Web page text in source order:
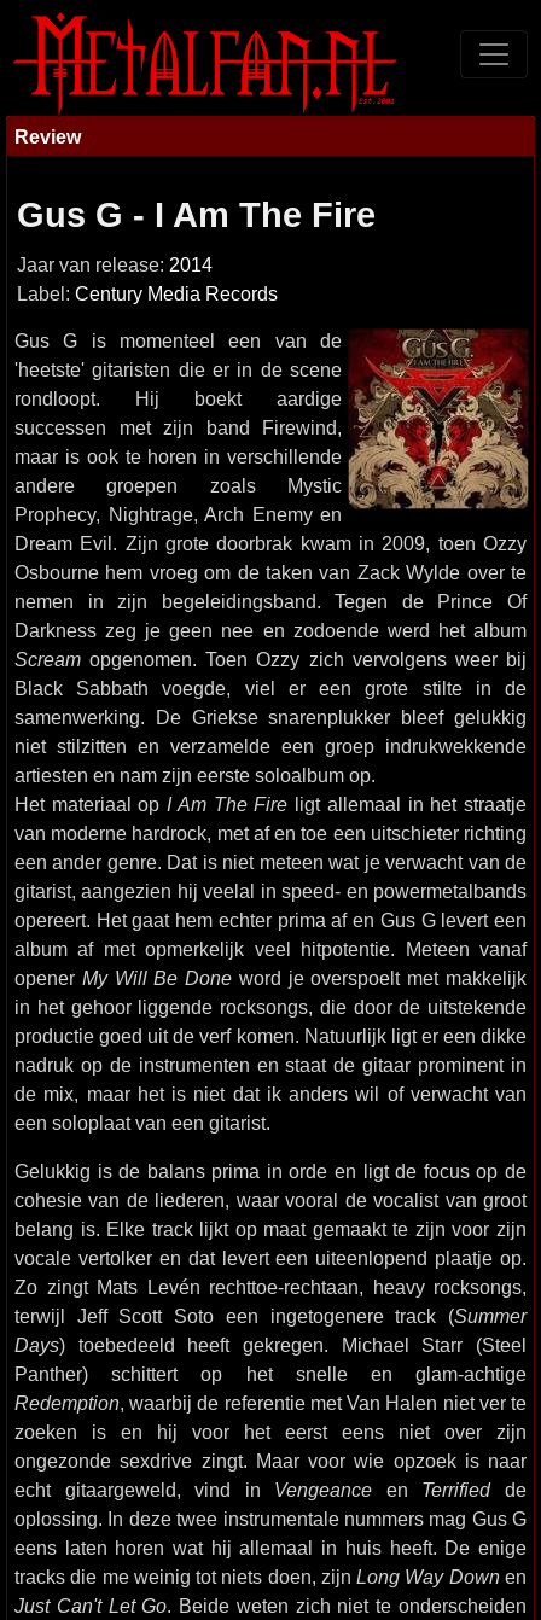
Review
Gus G - I Am The Fire
Jaar van release: 2014
Label: Century Media Records
Gus G is momenteel een van de
'heetste' gitaristen die er in de scene
rondloopt. Hij boekt aardige
successen met zijn band Firewind,
maar is ook te horen in verschillende
andere groepen zoals Mystic
Prophecy, Nightrage, Arch Enemy en
Dream Evil. Zijn grote doorbrak kwam in 2009, toen Ozzy
Osbourne hem vroeg om de taken van Zack Wylde over te
nemen in zijn begeleidingsband. Tegen de Prince Of
Darkness zeg je geen nee en zodoende werd het album
Scream opgenomen. Toen Ozzy zich vervolgens weer bij
Black Sabbath voegde, viel er een grote stilte in de
samenwerking. De Griekse snarenplukker bleef gelukkig
niet stilzitten en verzamelde een groep indrukwekkende
artiesten en nam zijn eerste soloalbum op.
Het materiaal op I Am The Fire ligt allemaal in het straatje
van moderne hardrock, met af en toe een uitschieter richting
een ander genre. Dat is niet meteen wat je verwacht van de
gitarist, aangezien hij veelal in speed- en powermetalbands
opereert. Het gaat hem echter prima af en Gus G levert een
album af met opmerkelijk veel hitpotentie. Meteen vanaf
opener My Will Be Done word je overspoelt met makkelijk
in het gehoor liggende rocksongs, die door de uitstekende
productie goed uit de verf komen. Natuurlijk ligt er een dikke
nadruk op de instrumenten en staat de gitaar prominent in
de mix, maar het is niet dat ik anders wil of verwacht van
een soloplaat van een gitarist.
Gelukkig is de balans prima in orde en ligt de focus op de
cohesie van de liederen, waar vooral de vocalist van groot
belang is. Elke track lijkt op maat gemaakt te zijn voor zijn
vocale vertolker en dat levert een uiteenlopend plaatje op.
Zo zingt Mats Levén rechttoe-rechtaan, heavy rocksongs,
terwijl Jeff Scott Soto een ingetogenere track (Summer
Days) toebedeeld heeft gekregen. Michael Starr (Steel
Panther) schittert op het snelle en glam-achtige
Redemption, waarbij de referentie met Van Halen niet ver te
zoeken is en hij voor het eerst eens niet over zijn
ongezonde sexdrive zingt. Maar voor wie opzoek is naar
echt gitaargeweld, vind in Vengeance en Terrifiedde
oplossing. In deze twee instrumentale nummers mag Gus G
eens laten horen wat hij allemaal in huis heeft. De enige
tracks die me weinig tot niets doen, zijnLong Way Downen
Just Can't Let Go. Beide weten zich niet te onderscheiden